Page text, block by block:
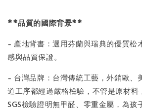
**品質的國際背景**
- 產地背書：選用芬蘭與瑞典的優質松
感與品質保證。
- 台灣品牌：台灣傳統工藝，外銷歐、
道工序都經過嚴格檢驗，不管是原材料
SGS檢驗證明無甲醛、零重金屬，為孩